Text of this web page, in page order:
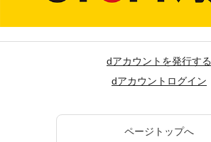
dアカウントを発行する
dアカウントログイン
ページトップへ